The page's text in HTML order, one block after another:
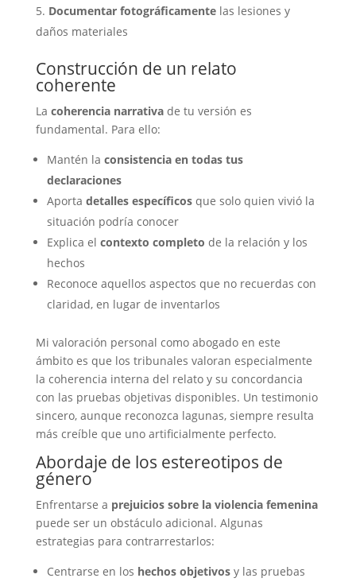
Documentar fotográficamentelas lesiones y
daños materiales
Construcción de un relato
coherente
La coherencia narrativade tu versión es
fundamental. Para ello:
Mantén la consistencia en todas tus
declaraciones
Aporta detalles específicosque solo quien vivió la
situación podría conocer
Explica el contexto completo de la relación y los
hechos
Reconoce aquellos aspectos que no recuerdas con
claridad, en lugar de inventarlos
Mi valoración personal como abogado en este
ámbito es que los tribunales valoran especialmente
la coherencia interna del relato y su concordancia
con las pruebas objetivas disponibles. Un testimonio
sincero, aunque reconozca lagunas, siempre resulta
más creíble que uno artificialmente perfecto.
Abordaje de los estereotipos de
género
Enfrentarse a prejuicios sobre la violencia femenina
puede ser un obstáculo adicional. Algunas
estrategias para contrarrestarlos:
Centrarse en los hechos objetivosy las pruebas